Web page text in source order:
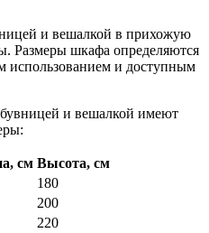
и вешалкой в прихожую
Размеры шкафа определяются
использованием и доступным
и вешалкой имеют
см Высота, см
180
200
220